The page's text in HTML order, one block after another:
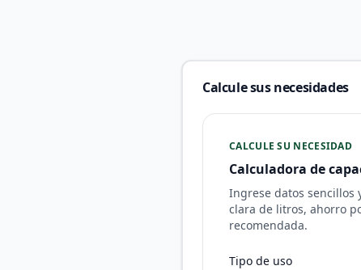
Calcule sus necesidades
CALCULE SU NECESIDAD
Calculadora de
Ingrese datos sencillos
clara de litros, ahorro
recomendada.
Tipo de uso